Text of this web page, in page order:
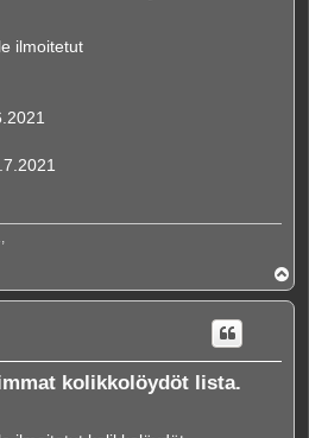
ilmoitetut
l
ö
kolikkolöydöt lista.